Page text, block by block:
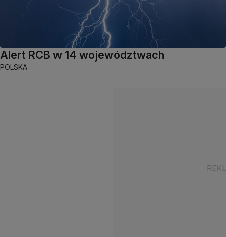
Alert RCB w 14 województwach
POLSKA